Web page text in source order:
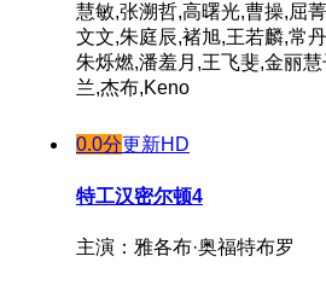
慧敏,张溯哲,高曙光,曹操,屈
文文,朱庭辰,褚旭,王若麟,常
朱烁燃,潘羞月,王飞斐,金丽慧
兰,杰布,Keno
0.0分更新HD
特工汉密尔顿4
主演：雅各布·奥福特布罗